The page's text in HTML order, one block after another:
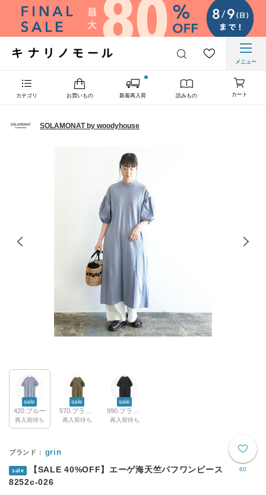
メニュー
カテゴリ お買いもの 新着再入荷 読みもの カート
SOLAMONAT by woodyhouse
sale
420.ブルー
再入荷待ち
sale
再入荷待ち
sale
再入荷待ち
60
grin
sale
【SALE 40%OFF】エーゲ海天竺パフワンピース
8252c-026